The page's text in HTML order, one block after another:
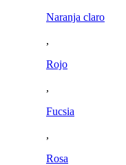
Naranja claro
,
Rojo
,
Fucsia
,
Rosa